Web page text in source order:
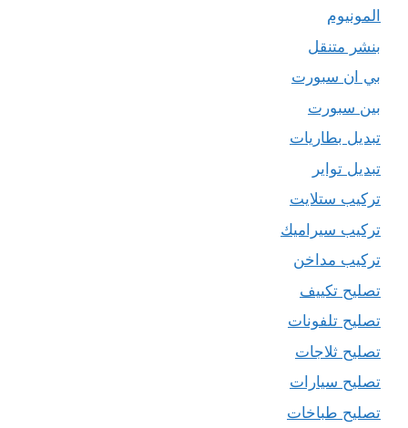
المونيوم
بنشر متنقل
بي ان سبورت
بين سبورت
تبديل بطاريات
تبديل تواير
تركيب ستلايت
تركيب سيراميك
تركيب مداخن
تصليح تكييف
تصليح تلفونات
تصليح ثلاجات
تصليح سيارات
تصليح طباخات